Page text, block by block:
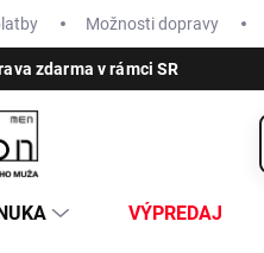
Možnosti dopravy
zdarma v rámci SR
VÝPREDAJ